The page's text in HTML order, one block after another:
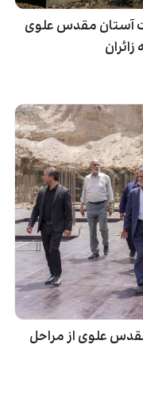
آستان مقدس علوی
علوی از مراحل